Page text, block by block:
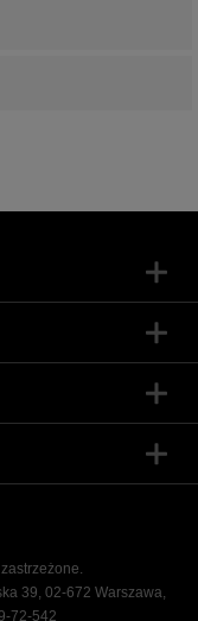
39, 02-672 Warszawa,
72-542